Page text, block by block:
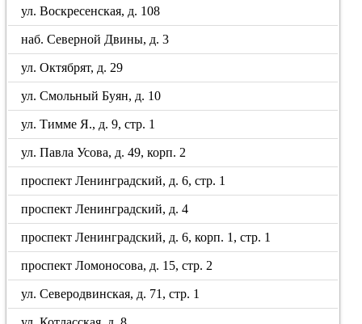
ул. Воскресенская, д. 108
наб. Северной Двины, д. 3
ул. Октябрят, д. 29
ул. Смольный Буян, д. 10
ул. Тимме Я., д. 9, стр. 1
ул. Павла Усова, д. 49, корп. 2
проспект Ленинградский, д. 6, стр. 1
проспект Ленинградский, д. 4
проспект Ленинградский, д. 6, корп. 1, стр. 1
проспект Ломоносова, д. 15, стр. 2
ул. Северодвинская, д. 71, стр. 1